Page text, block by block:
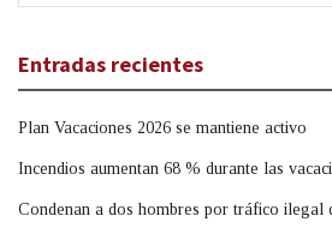
Entradas recientes
Plan Vacaciones 2026 se mantiene activo
Incendios aumentan 68 % durante las
Condenan a dos hombres por tráfico ilegal